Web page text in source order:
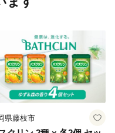
県藤枝市